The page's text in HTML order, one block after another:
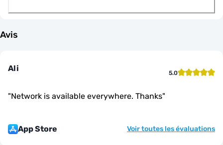
Avis
Ali 5.0
"Network is available everywhere. Thanks"
App Store Voir toutes les évaluations